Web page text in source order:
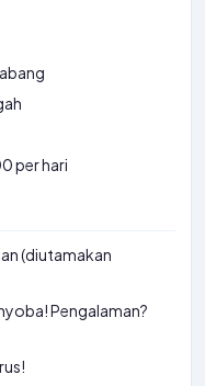
per hari
(diutamakan
Pengalaman?